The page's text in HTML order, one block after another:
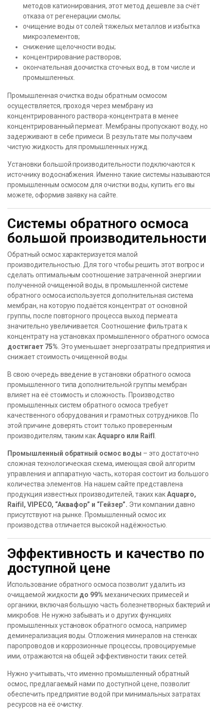
методов катионирования, этот метод дешевле за счёт
отказа от регенерации смолы;
очищение воды от солей тяжелых металлов и избытка
микроэлементов;
снижение щелочности воды;
концентрирование растворов;
окончательная доочистка сточных вод, в том числе и
промышленных.
Промышленная очистка воды обратным осмосом
осуществляется, проходя через мембрану из
концентрированного раствора-концентрата в менее
концентрированный пермеат. Мембраны пропускают воду, но
задерживают в себе примеси. В результате мы получаем
чистую жидкость для промышленных нужд.
Установки большой производительности подключаются к
источнику водоснабжения. Именно такие системы называются
промышленным осмосом для очистки воды, купить его вы
можете, оформив заявку на сайте.
Системы обратного осмоса
большой производительности
Обратный осмос характеризуется малой
производительностью. Для того чтобы решить этот вопрос и
сделать оптимальным соотношение затраченной энергии и
полученной очищенной воды, в промышленной системе
обратного осмоса используется дополнительная система
мембран, на которую подаётся концентрат от основной
группы, после повторного процесса выход пермеата
значительно увеличивается. Соотношение фильтрата к
концентрату на установках промышленного обратного осмоса
достигает 75% . Это уменьшает энергозатраты предприятия и
снижает стоимость очищенной воды.
В свою очередь введение в установки обратного осмоса
промышленного типа дополнительной группы мембран
влияет на её стоимость и сложность. Производство
промышленных систем обратного осмоса требует
качественного оборудования и грамотных сотрудников. По
этой причине доверять стоит только проверенным
производителям, таким какAquapro или Raifl
Промышленный обратный осмос воды – это достаточно
сложная технологическая схема, имеющая свой алгоритм
управления и аппаратную часть, которая состоит из большого
количества элементов. На нашем сайте представлена
продукция известных производителей, таких какAquapro,
Raifil, VIPECO, “Аквафор” и “Гейзер”. Эти компании давно
присутствуют на рынке. Промышленный осмос их
производства отличается высокой надёжностью.
Эффективность и качество по
доступной цене
Использование обратного осмоса позволит удалить из
очищаемой жидкости до 99% механических примесей и
органики, включая большую часть болезнетворных бактерий и
микробов. Не нужно забывать и о других функциях
промышленных установок обратного осмоса, например
деминерализация воды. Отложения минералов на стенках
паропроводов и коррозионные процессы, провоцируемые
ими, отражаются на общей эффективности таких сетей.
Нужно учитывать, что именно промышленный обратный
осмос, предлагаемый нами по доступной цене, позволит
обеспечить предприятие водой при минимальных затратах
ресурсов на её очистку.